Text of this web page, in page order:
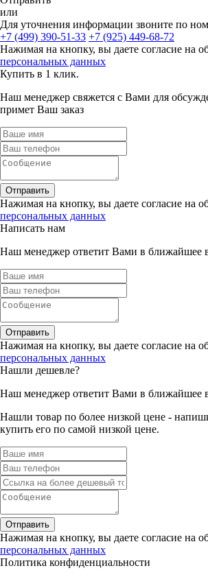
или
Для уточнения информации звоните по
+7 (499) 390-51-33 +7 (925) 449-68-72
Нажимая на кнопку, вы даете согласие на
персональных данных
Купить в 1 клик.
Наш менеджер свяжется с Вами для
примет Ваш заказ
Отправить
Нажимая на кнопку, вы даете согласие на
персональных данных
Написать нам
Наш менеджер ответит Вами в ближайшее
Отправить
Нажимая на кнопку, вы даете согласие на
персональных данных
Нашли дешевле?
Наш менеджер ответит Вами в ближайшее
Нашли товар по более низкой цене -
купить его по самой низкой цене.
Отправить
Нажимая на кнопку, вы даете согласие на
персональных данных
Политика конфиденциальности